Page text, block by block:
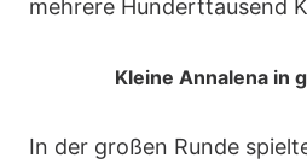
mehrere Hunderttausend
Kleine Annalena in
In der großen Runde